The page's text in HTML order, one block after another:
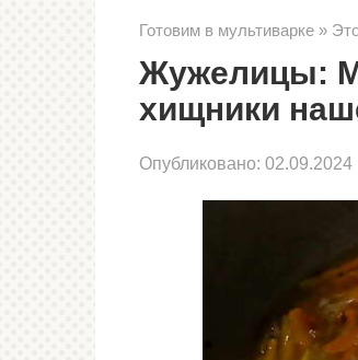
Готовим в мультиварке »
Жужелицы:
хищники
Опубликовано: 02.09.2024